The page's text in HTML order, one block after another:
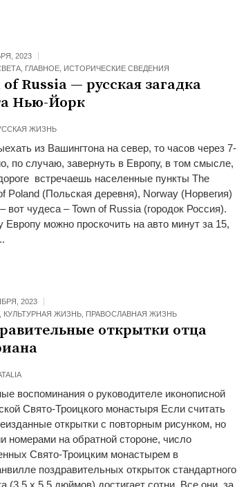
2023
, ГЛАВНОЕ, ИСТОРИЧЕСКИЕ СВЕДЕНИЯ
of Russia — русская загадка
Нью-Йорк
ЖИЗНЬ
из Вашингтона на север, то часов через 7-
по случаю, завернуть в Европу, в том смысле,
встречаешь населенные пункты The
Poland (Польская деревня), Norway (Норвегия)
вот чудеса – Town of Russia (городок Россия).
Европу можно проскочить на авто минут за 15,
2023
КУЛЬТУРНАЯ ЖИЗНЬ, ПРАВОСЛАВНАЯ ЖИЗНЬ
открытки отца
воспоминания о руководителе иконописной
Свято-Троицкого монастыря Если считать
открытки с повторным рисунком, но
номерами на обратной стороне, число
Свято-Троицким монастырем в
поздравительных открыток стандартного
(3,5 х 5,5 дюймов) достигает сотни. Все они, за